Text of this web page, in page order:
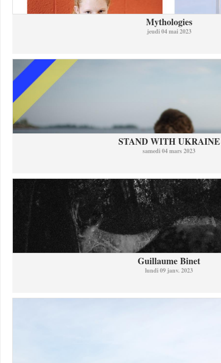
Mythologies
jeudi 04 mai 2023
STAND WITH UKRAINE
samedi 04 mars 2023
Guillaume Binet
lundi 09 janv. 2023